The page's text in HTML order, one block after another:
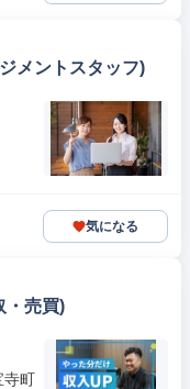
メントスタッフ)
気になる
・売買)
寺町